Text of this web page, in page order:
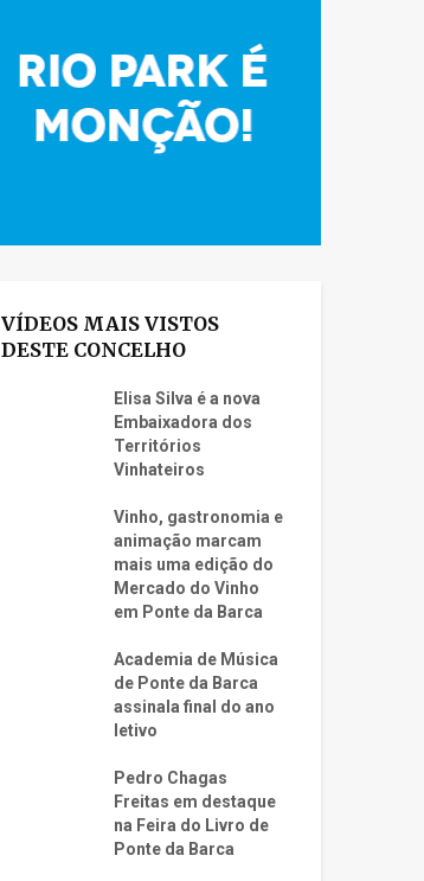
VÍDEOS MAIS VISTOS
DESTE CONCELHO
Elisa Silva é a nova
Embaixadora dos
Territórios
Vinhateiros
Vinho, gastronomia e
animação marcam
mais uma edição do
Mercado do Vinho
em Ponte da Barca
Academia de Música
de Ponte da Barca
assinala final do ano
letivo
Pedro Chagas
Freitas em destaque
na Feira do Livro de
Ponte da Barca